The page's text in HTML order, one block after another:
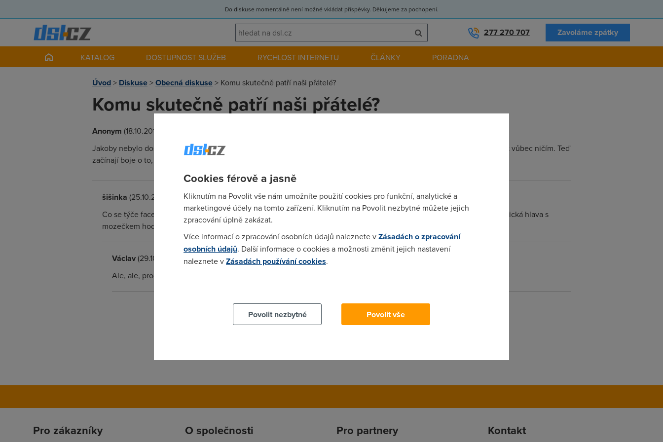
Do diskuse momentálně není možné vkládat příspěvky. Děkujeme za pochopení.
277 270 707 Zavoláme zpátky
KATALOG DOSTUPNOST SLUŽEB RYCHLOST INTERNETU ČLÁNKY PORADNA
Úvod> Diskuse>Obecná diskuse> Komu skutečně patří naši přátelé?
Komu skutečně patří naši přátelé?
Anonym (18.10.2012 00:00:00)
Jakoby nebylo dost na tom, že nám do Facebooku lezou šéfové, manželky, policie i tajné služby, jisti si už nemůžeme být vůbec ničím. Teď
začínají boje o to, komu vlastně celé účty a s nimi i kontakty patří.
šišinka (25.10.2012 08:58:30)
Co se týče faceooku, tak ten využívá jen vyprázdněná, sračková, nudná, nicneznamenající, zbytečná, úchylná a narcistická hlava s
mozečkem hodným tak akorát na smaženici pro svině.
Václav(29.10.2012 10:08:24)
Ale, ale, proč tolik slov? Jděte se projít a nezamořujte diskuzi. Komu se to líbí, at to používá.
Pro zákazníky O společnosti Pro partnery Kontakt
Cookies férově a jasně
Kliknutím na Povolit vše nám umožníte použití cookies pro funkční, analytické a
marketingové účely na tomto zařízení. Kliknutím na Povolit nezbytné můžete jejich
zpracování úplně zakázat.
Více informací o zpracování osobních údajů naleznete vZásadách o zpracování
osobních údajů. Další informace o cookies a možnosti změnit jejich nastavení
naleznete vZásadách používání cookies.
Povolit nezbytné
Povolit vše